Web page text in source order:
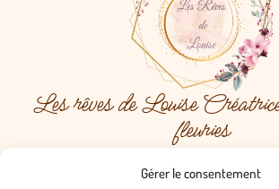
Gérer le consentement
Les rêves de Louise
fleuries
Menu